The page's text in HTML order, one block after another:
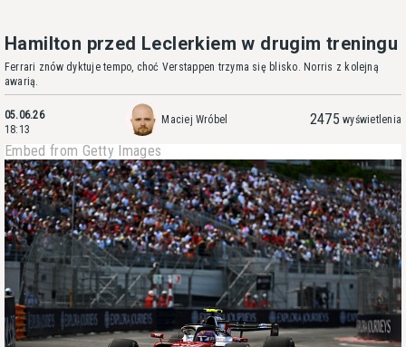
Hamilton przed Leclerkiem w drugim treningu
Ferrari znów dyktuje tempo, choć Verstappen trzyma się blisko. Norris z kolejną
awarią.
05.06.26
18:13
Maciej Wróbel 2475 wyświetlenia
Embed from Getty Images